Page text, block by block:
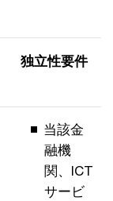
独立性要件
当該金
融機
関、ICT
サービ